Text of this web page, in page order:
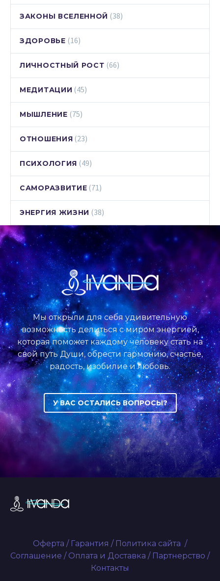
ЗАКОНЫ ВСЕЛЕННОЙ (38)
ЗДОРОВЬЕ (16)
ЛИЧНОСТНЫЙ РОСТ (66)
МЕДИТАЦИИ (45)
МЫШЛЕНИЕ (75)
ОТНОШЕНИЯ (23)
ПСИХОЛОГИЯ (49)
САМОРАЗВИТИЕ (71)
ЭНЕРГИЯ ЖИЗНИ (38)
Мы открыли для себя удивительную
возможность делиться с миром энергией,
которая поможет каждому человеку стать на
свой путь Души, обрести гармонию, счастье,
радость, изобилие и любовь.
У ВАС ОСТАЛИСЬ ВОПРОСЫ?
Оферта / Гарантия / Политика сайта /
Соглашение / Оплата и Доставка / Партнерство /
Контакты